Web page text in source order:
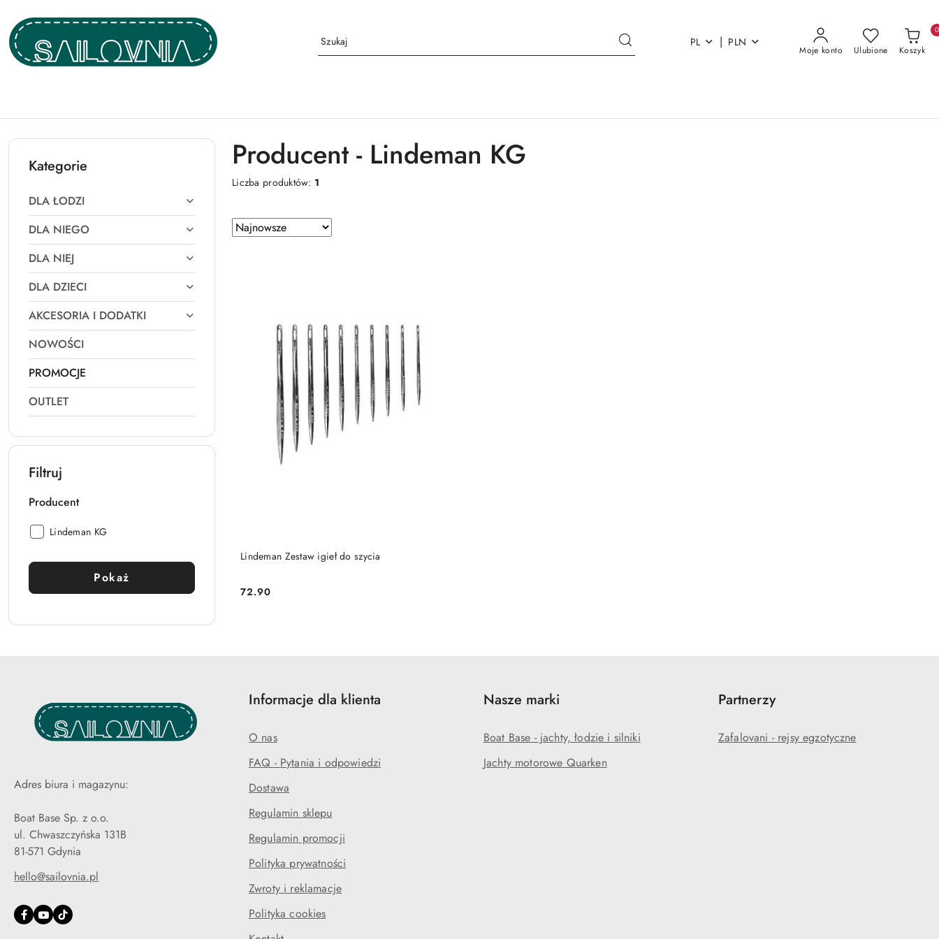
Przejdź do treści głównej
Przejdź do wyszukiwarki
Przejdź do moje konto
Przejdź do menu głównego
Przejdź do stopki
PL | PLN
Moje konto Ulubione Koszyk
0
Kategorie
DLA ŁODZI
DLA NIEGO
DLA NIEJ
DLA DZIECI
AKCESORIA I DODATKI
NOWOŚCI
PROMOCJE
OUTLET
Filtruj
Producent
Producent:
Lindeman KG
Pokaż
Producent - Lindeman KG
Liczba produktów: 1
Zastosowano
sortowanie:
Sortuj
według
Lindeman Zestaw igieł do szycia
Cena:
72.90
PRODUKT NIEDOSTĘPNY
Adres biura i magazynu:
Boat Base Sp. z o.o.
ul. Chwaszczyńska 131B
81-571 Gdynia
hello@sailovnia.pl
Informacje dla klienta
O nas
FAQ - Pytania i odpowiedzi
Dostawa
Regulamin sklepu
Regulamin promocji
Polityka prywatności
Zwroty i reklamacje
Polityka cookies
Nasze marki
Boat Base - jachty, łodzie i silniki
Jachty motorowe Quarken
Partnerzy
Zafalovani - rejsy egzotyczne